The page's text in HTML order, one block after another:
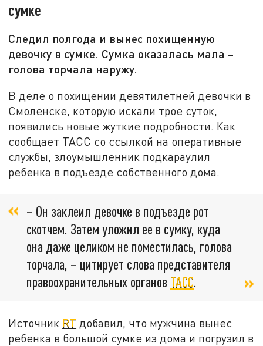
сумке
Следил полгода и вынес похищенную
девочку в сумке. Сумка оказалась мала –
голова торчала наружу.
В деле о похищении девятилетней девочки в
Смоленске, которую искали трое суток,
появились новые жуткие подробности. Как
сообщает ТАСС со ссылкой на оперативные
службы, злоумышленник подкараулил
ребенка в подъезде собственного дома.
– Он заклеил девочке в подъезде рот
скотчем. Затем уложил ее в сумку, куда
она даже целиком не поместилась, голова
торчала, – цитирует слова представителя
правоохранительных органов ТАСС.
Источник RT добавил, что мужчина вынес
ребенка в большой сумке из дома и погрузил в